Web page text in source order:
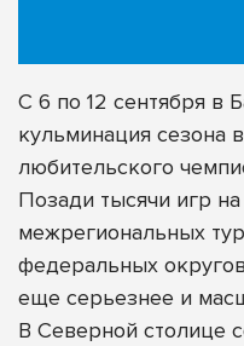
С 6 по 12 сентября в
кульминация сезона
любительского
Позади тысячи игр
межрегиональных
федеральных
еще серьезнее и
В Северной столице